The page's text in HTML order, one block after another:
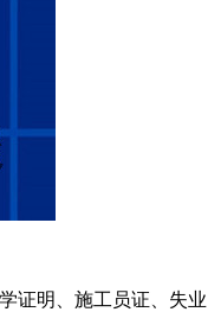
证明、施工员证、失业